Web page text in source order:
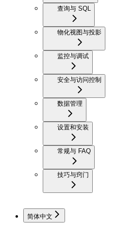
查询与 SQL
物化视图与投影
监控与调试
安全与访问控制
数据管理
设置和安装
常规与 FAQ
技巧与窍门
简体中文